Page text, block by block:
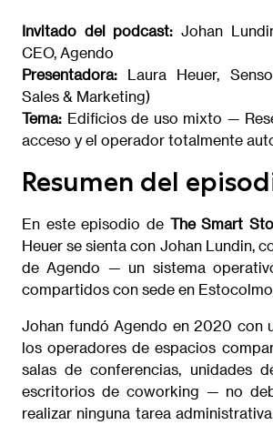
Invitado del podcast: Johan
CEO, Agendo
Presentadora: Laura Heuer,
Sales & Marketing)
Tema: Edificios de uso mixto —
acceso y el operador totalmente
Resumen del
En este episodio de The Smart
Heuer se sienta con Johan Lundin,
de Agendo — un sistema
compartidos con sede en
Johan fundó Agendo en 2020 con
los operadores de espacios
salas de conferencias, unidades
escritorios de coworking — no
realizar ninguna tarea